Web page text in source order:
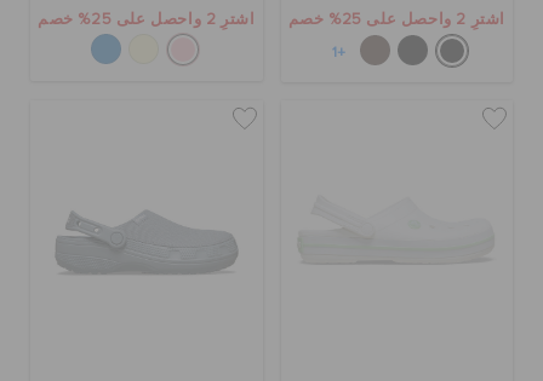
تسجيل الدخول / اشتراك
قائمة الامنيات
اشترِ 2 واحصل على 25% خصم
+1
اشترِ 2 واحصل على 25% خصم